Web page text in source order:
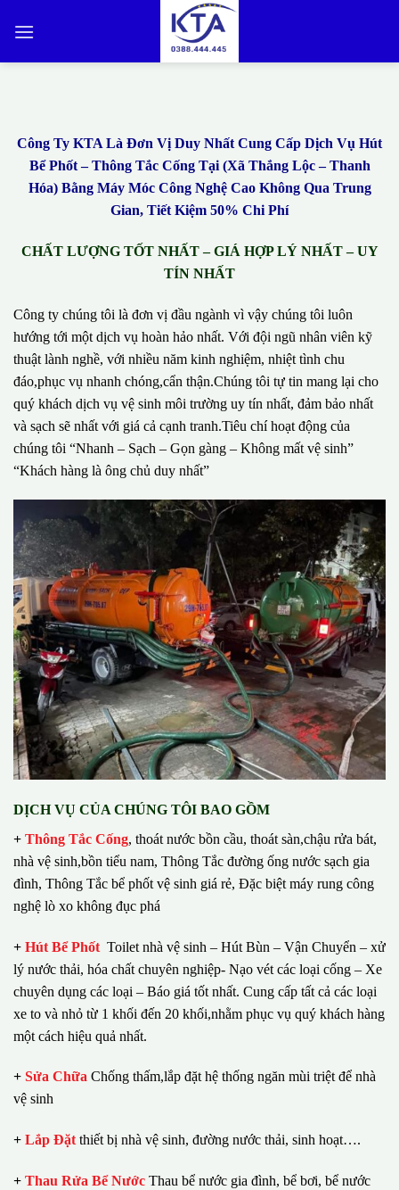
qua
Công Ty KTA Là Đơn Vị Duy Nhất Cung Cấp Dịch Vụ Hút
Bể Phốt – Thông Tắc Cống Tại (Xã Thắng Lộc – Thanh
Hóa) Bằng Máy Móc Công Nghệ Cao Không Qua Trung
Gian, Tiết Kiệm 50% Chi Phí
CHẤT LƯỢNG TỐT NHẤT – GIÁ HỢP LÝ NHẤT – UY
TÍN NHẤT
Công ty chúng tôi là đơn vị đầu ngành vì vậy chúng tôi luôn
hướng tới một dịch vụ hoàn hảo nhất. Với đội ngũ nhân viên kỹ
thuật lành nghề, với nhiều năm kinh nghiệm, nhiệt tình chu
đáo,phục vụ nhanh chóng,cẩn thận.Chúng tôi tự tin mang lại cho
quý khách dịch vụ vệ sinh môi trường uy tín nhất, đảm bảo nhất
và sạch sẽ nhất với giá cả cạnh tranh.Tiêu chí hoạt động của
chúng tôi “Nhanh – Sạch – Gọn gàng – Không mất vệ sinh”
“Khách hàng là ông chủ duy nhất”
DỊCH VỤ CỦA CHÚNG TÔI BAO GỒM
+ Thông Tắc Cống, thoát nước bồn cầu, thoát sàn,chậu rửa bát,
nhà vệ sinh,bồn tiểu nam, Thông Tắc đường ống nước sạch gia
đình, Thông Tắc bể phốt vệ sinh giá rẻ, Đặc biệt máy rung công
nghệ lò xo không đục phá
+ Hút Bể Phốt Toilet nhà vệ sinh – Hút Bùn – Vận Chuyển – xử
lý nước thải, hóa chất chuyên nghiệp- Nạo vét các loại cống – Xe
chuyên dụng các loại – Báo giá tốt nhất. Cung cấp tất cả các loại
xe to và nhỏ từ 1 khối đến 20 khối,nhằm phục vụ quý khách hàng
một cách hiệu quả nhất.
+ Sửa Chữa Chống thấm,lắp đặt hệ thống ngăn mùi triệt để nhà
vệ sinh
+ Lắp Đặt thiết bị nhà vệ sinh, đường nước thải, sinh hoạt….
+ Thau Rửa Bể Nước Thau bể nước gia đình, bể bơi, bể nước